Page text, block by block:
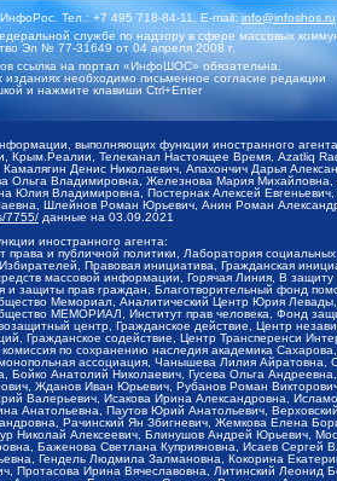
Тел.: +7 495 718-84-11, E-mail:info@infoshos.ru
службе по надзору в сфере массовых
Эл № 77-31649 от 04 апреля 2008 г.
ссылка на портал «ИнфоШОС» обязательна.
необходимо письменное согласие редакции
и нажмите клавиши Ctrl+Enter
выполняющих функции иностранного
Крым.Реалии, Телеканал Настоящее Время, Azatliq
Денис Николаевич, Апахончич Дарья
Ольга Владимировна, Железнова Мария
Юлия Владимировна, Постернак Алексей
Шлейнов Роман Юрьевич, Анин Роман
7755/ данные на 03.09.2021
иностранного агента:
права и публичной политики, Лаборатория
Правовая инициатива, Гражданская
массовой информации, Горячая Линия, В
и защиты прав граждан, Благотворительный фонд
Мемориал, Аналитический Центр Юрия
МЕМОРИАЛ, Институт прав человека, Фонд
центр, Гражданское действие, Центр
Гражданское содействие, Центр Трансперенси
по сохранению наследия академика
ассоциация, Чанышева Лилия
Анатолий Николаевич, Гусева Ольга
Жданов Иван Юрьевич, Рубанов Роман
Валерьевич, Исакова Ирина Александровна,
Анатольевна, Паутов Юрий Анатольевич,
Рачинский Ян Збигневич, Жемкова Елена
Николай Алексеевич, Блинушов Андрей Юрьевич,
Баженова Светлана Куприяновна, Исаев Сергей
Гендель Людмила Залмановна, Кокорина
Протасова Ирина Вячеславовна, Литинский